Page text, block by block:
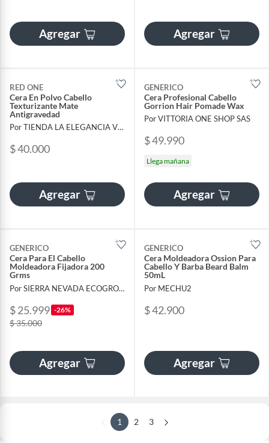
Agregar Agregar
RED ONE
Cera En Polvo Cabello
Texturizante Mate
Antigravedad
Por TIENDA LA ELEGANCIA VIRTUAL
$ 40.000
Agregar
GENERICO
Cera Profesional Cabello
Gorrion Hair Pomade Wax
Por VITTORIA ONE SHOP SAS
$ 49.990
Llega mañana
Agregar
GENERICO
Cera Para El Cabello
Moldeadora Fijadora 200
Grms
Por SIERRA NEVADA ECOGROUP
$ 25.999 -26%
$ 35.000
Agregar
GENERICO
Cera Moldeadora Ossion Para
Cabello Y Barba Beard Balm
50mL
Por MECHU2
$ 42.900
Agregar
1 2 3